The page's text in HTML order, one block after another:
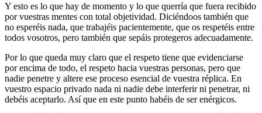
Y esto es lo que hay de momento y lo que querría que fuera recibido
por vuestras mentes con total objetividad. Diciéndoos también que
no esperéis nada, que trabajéis pacientemente, que os respetéis entre
todos vosotros, pero también que sepáis protegeros adecuadamente.
Por lo que queda muy claro que el respeto tiene que evidenciarse
por encima de todo, el respeto hacia vuestras personas, pero que
nadie penetre y altere ese proceso esencial de vuestra réplica. En
vuestro espacio privado nada ni nadie debe interferir ni penetrar, ni
debéis aceptarlo. Así que en este punto habéis de ser enérgicos.